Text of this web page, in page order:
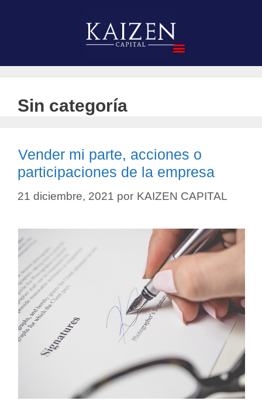
Sin categoría
Vender mi parte, acciones o
participaciones de la empresa
21 diciembre, 2021 por KAIZEN CAPITAL